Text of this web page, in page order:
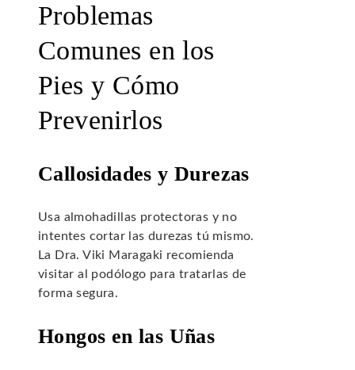
Problemas
Comunes en los
Pies y Cómo
Prevenirlos
Callosidades y Durezas
Usa almohadillas protectoras y no
intentes cortar las durezas tú mismo.
La Dra. Viki Maragaki recomienda
visitar al podólogo para tratarlas de
forma segura.
Hongos en las Uñas